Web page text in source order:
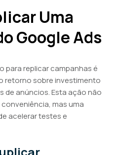
Uma
Google Ads
para replicar campanhas é
retorno sobre investimento
de anúncios. Esta ação não
mas uma
acelerar testes e